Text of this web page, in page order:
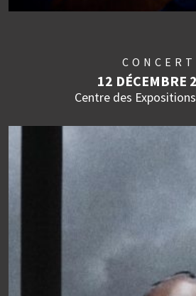
CONCERT
12 DÉCEMBRE
Centre des